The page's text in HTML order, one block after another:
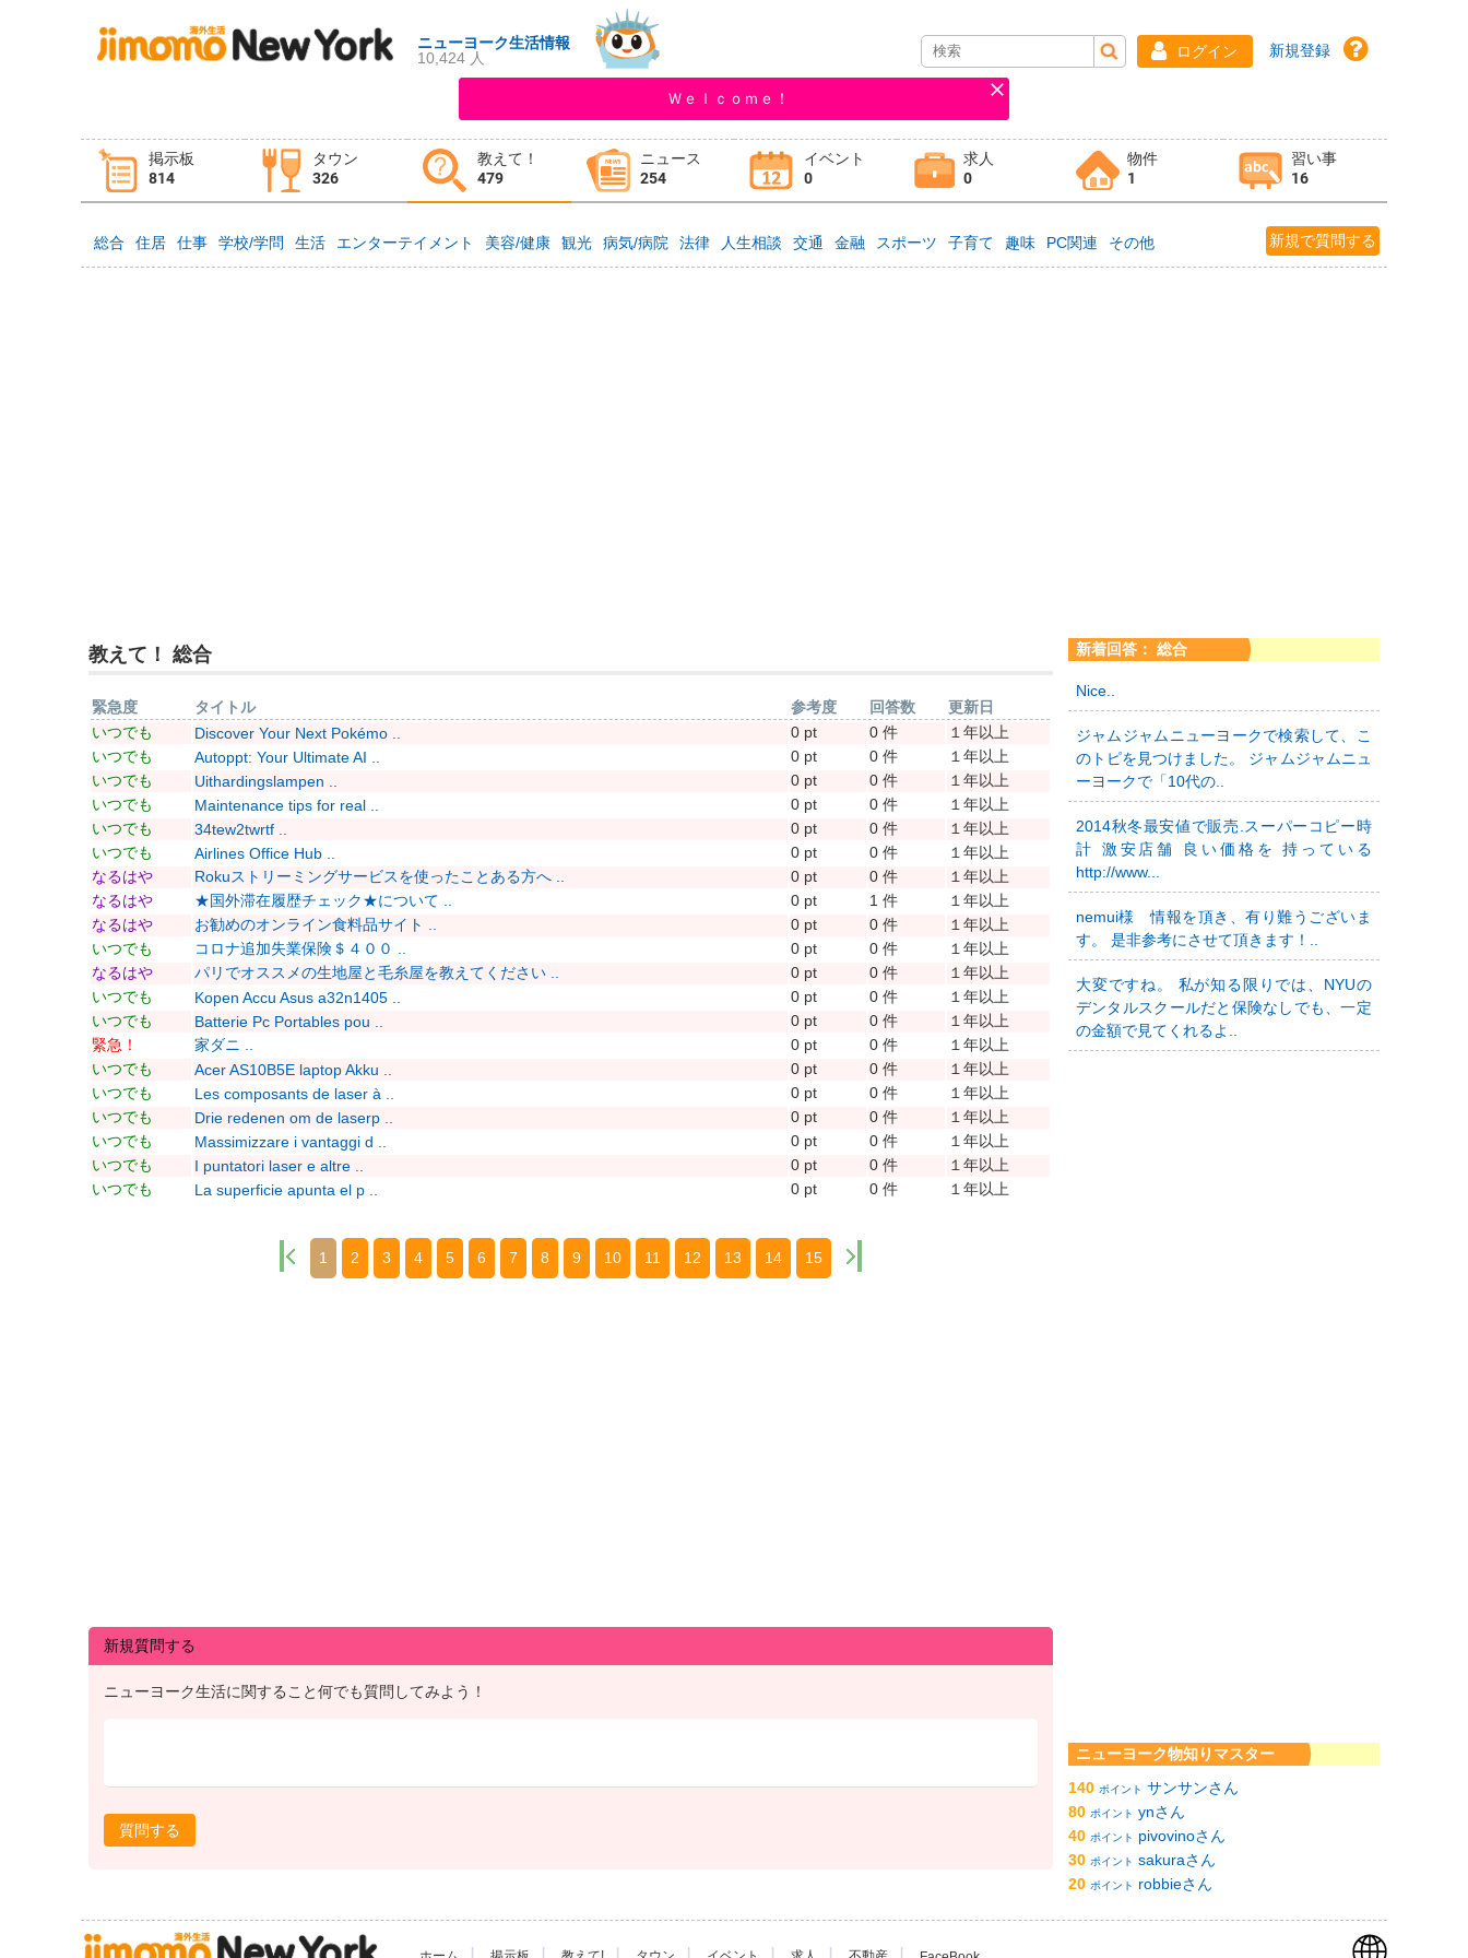
ニューヨーク生活情報
10,424 人
ログイン 新規登録
Ｗｅｌｃｏｍｅ！
掲示板
814
タウン
326
教えて！
479
ニュース
254
イベント
0
求人
0
物件
1
習い事
16
タウン情報 教えて！
イベント 求人
総合 住居 仕事 学校/学問 生活 エンターテイメント 美容/健康 観光 病気/病院 法律 人生相談 交通 金融 スポーツ 子育て 趣味 PC関連 その他 新規で質問する
教えて！ 総合
緊急度 タイトル 参考度 回答数
更新日
いつでも
Discover Your Next Pokémo .. 0 pt 0 件
１年以上
いつでも
Autoppt: Your Ultimate AI .. 0 pt 0 件
１年以上
いつでも
Uithardingslampen .. 0 pt 0 件
１年以上
いつでも
Maintenance tips for real .. 0 pt 0 件
１年以上
いつでも
34tew2twrtf .. 0 pt 0 件
１年以上
いつでも
Airlines Office Hub .. 0 pt 0 件
１年以上
なるはや
Rokuストリーミングサービスを使ったことある方へ .. 0 pt 0 件
１年以上
なるはや
★国外滞在履歴チェック★について .. 0 pt 1 件
１年以上
なるはや
お勧めのオンライン食料品サイト .. 0 pt 0 件
１年以上
いつでも
コロナ追加失業保険＄４００ .. 0 pt 0 件
１年以上
なるはや
パリでオススメの生地屋と毛糸屋を教えてください .. 0 pt 0 件
１年以上
いつでも
Kopen Accu Asus a32n1405 .. 0 pt 0 件
１年以上
いつでも
Batterie Pc Portables pou .. 0 pt 0 件
１年以上
緊急！
家ダニ .. 0 pt 0 件
１年以上
いつでも
Acer AS10B5E laptop Akku .. 0 pt 0 件
１年以上
いつでも
Les composants de laser à .. 0 pt 0 件
１年以上
いつでも
Drie redenen om de laserp .. 0 pt 0 件
１年以上
いつでも
Massimizzare i vantaggi d .. 0 pt 0 件
１年以上
いつでも
I puntatori laser e altre .. 0 pt 0 件
１年以上
いつでも
La superficie apunta el p .. 0 pt 0 件 １年以上
1 2 3 4 5 6 7 8 9 10 11 12 13 14 15
新規質問する
ニューヨーク生活に関すること何でも質問してみよう！
質問する
新着回答： 総合
Nice..
ジャムジャムニューヨークで検索して、こ
のトピを見つけました。 ジャムジャムニュ
ーヨークで「10代の..
2014秋冬最安値で販売.スーパーコピー時
計 激安店舗 良い価格を 持っている
http://www...
nemui様 情報を頂き、有り難うございま
す。 是非参考にさせて頂きます！..
大変ですね。 私が知る限りでは、NYUの
デンタルスクールだと保険なしでも、一定
の金額で見てくれるよ..
ニューヨーク物知りマスター
140 ポイント サンサンさん
80 ポイント ynさん
40 ポイント
pivovinoさん
30 ポイント sakuraさん
20 ポイント robbieさん